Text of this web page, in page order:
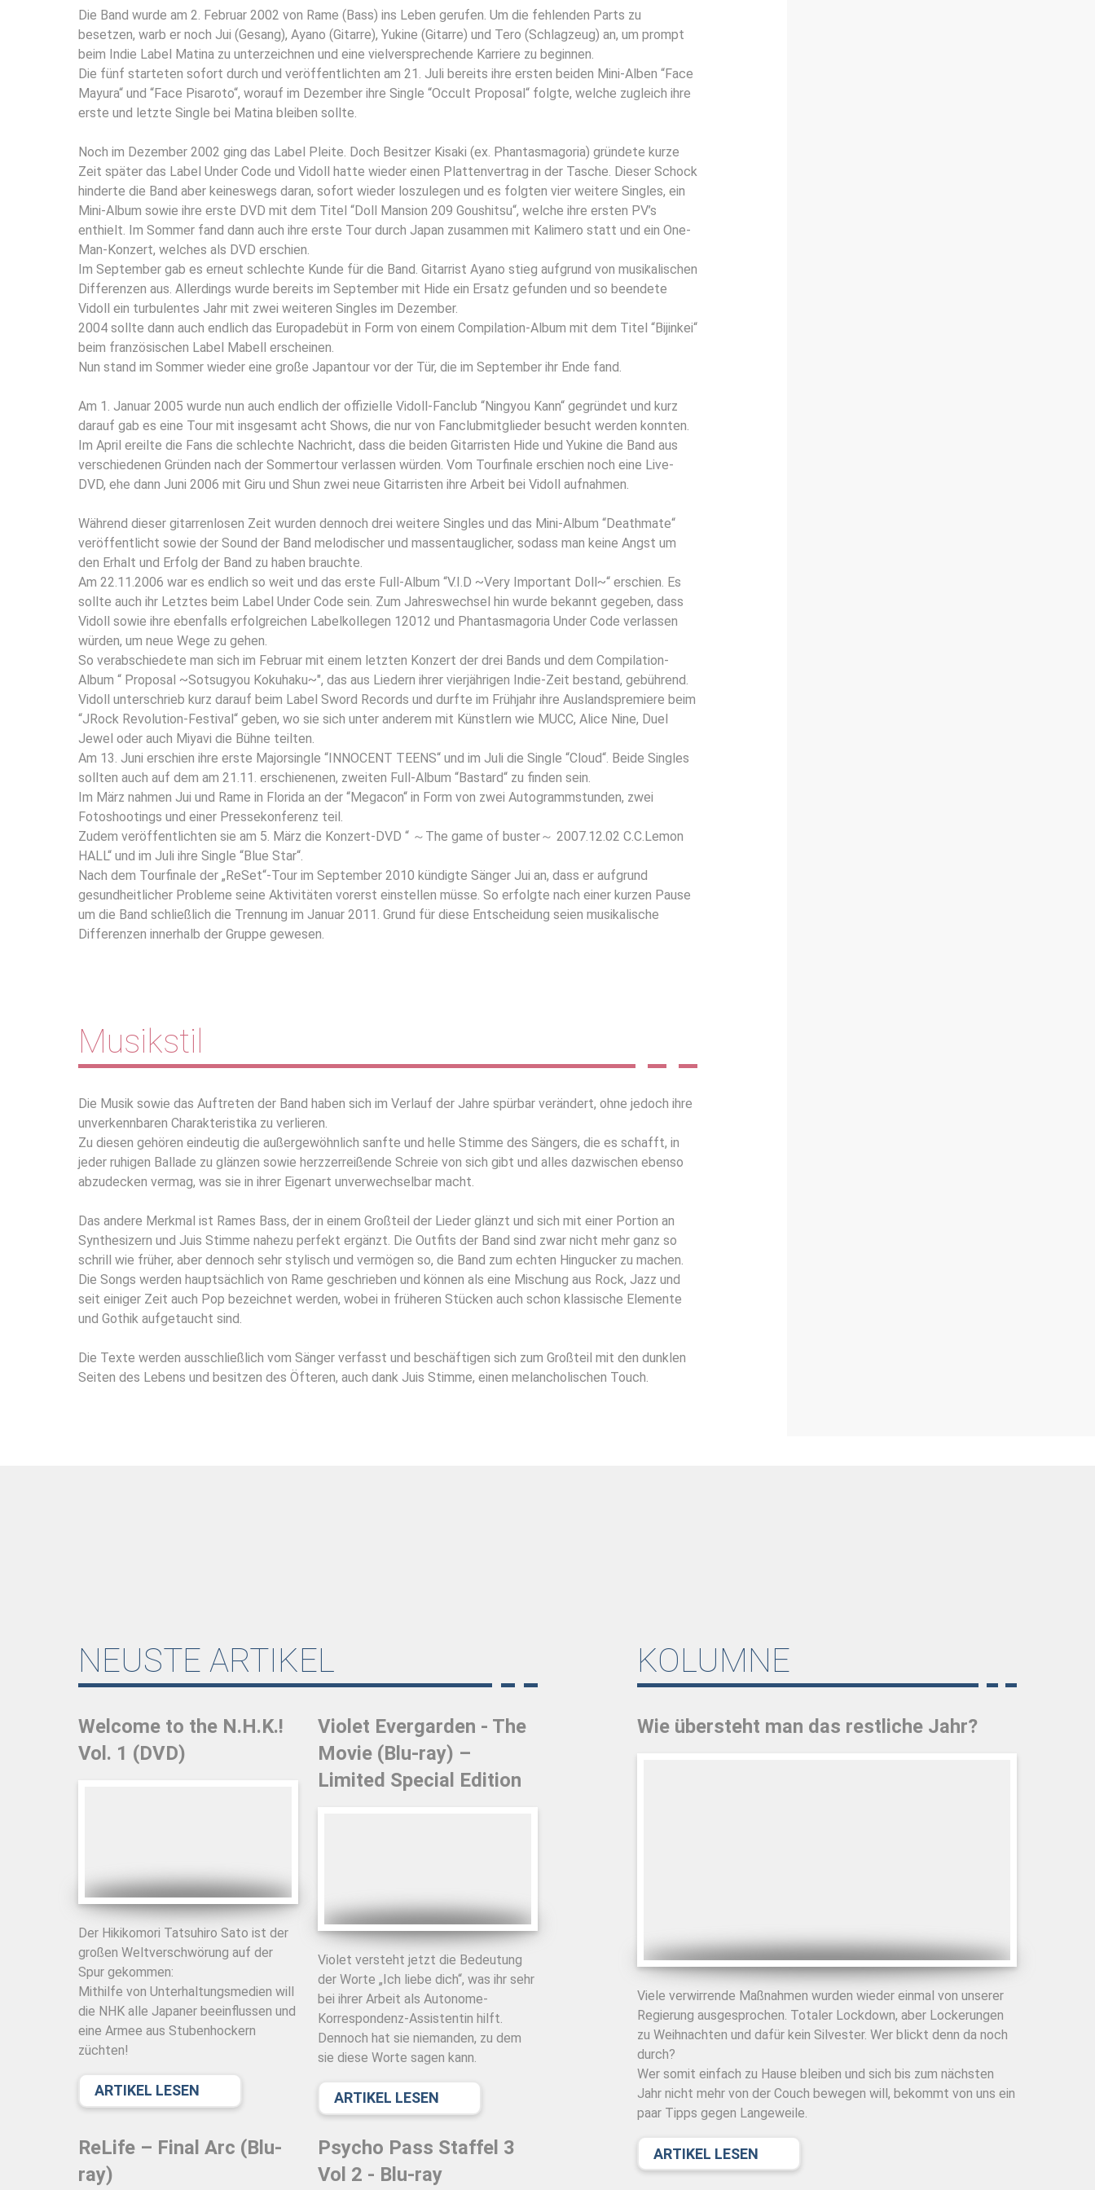
Die Band wurde am 2. Februar 2002 von Rame (Bass) ins Leben gerufen. Um die fehlenden Parts zu
besetzen, warb er noch Jui (Gesang), Ayano (Gitarre), Yukine (Gitarre) und Tero (Schlagzeug) an, um prompt
beim Indie Label Matina zu unterzeichnen und eine vielversprechende Karriere zu beginnen.
Die fünf starteten sofort durch und veröffentlichten am 21. Juli bereits ihre ersten beiden Mini-Alben “Face
Mayura“ und “Face Pisaroto“, worauf im Dezember ihre Single “Occult Proposal“ folgte, welche zugleich ihre
erste und letzte Single bei Matina bleiben sollte.
Noch im Dezember 2002 ging das Label Pleite. Doch Besitzer Kisaki (ex. Phantasmagoria) gründete kurze
Zeit später das Label Under Code und Vidoll hatte wieder einen Plattenvertrag in der Tasche. Dieser Schock
hinderte die Band aber keineswegs daran, sofort wieder loszulegen und es folgten vier weitere Singles, ein
Mini-Album sowie ihre erste DVD mit dem Titel “Doll Mansion 209 Goushitsu“, welche ihre ersten PV’s
enthielt. Im Sommer fand dann auch ihre erste Tour durch Japan zusammen mit Kalimero statt und ein One-
Man-Konzert, welches als DVD erschien.
Im September gab es erneut schlechte Kunde für die Band. Gitarrist Ayano stieg aufgrund von musikalischen
Differenzen aus. Allerdings wurde bereits im September mit Hide ein Ersatz gefunden und so beendete
Vidoll ein turbulentes Jahr mit zwei weiteren Singles im Dezember.
2004 sollte dann auch endlich das Europadebüt in Form von einem Compilation-Album mit dem Titel “Bijinkei“
beim französischen Label Mabell erscheinen.
Nun stand im Sommer wieder eine große Japantour vor der Tür, die im September ihr Ende fand.
Am 1. Januar 2005 wurde nun auch endlich der offizielle Vidoll-Fanclub “Ningyou Kann“ gegründet und kurz
darauf gab es eine Tour mit insgesamt acht Shows, die nur von Fanclubmitglieder besucht werden konnten.
Im April ereilte die Fans die schlechte Nachricht, dass die beiden Gitarristen Hide und Yukine die Band aus
verschiedenen Gründen nach der Sommertour verlassen würden. Vom Tourfinale erschien noch eine Live-
DVD, ehe dann Juni 2006 mit Giru und Shun zwei neue Gitarristen ihre Arbeit bei Vidoll aufnahmen.
Während dieser gitarrenlosen Zeit wurden dennoch drei weitere Singles und das Mini-Album “Deathmate“
veröffentlicht sowie der Sound der Band melodischer und massentauglicher, sodass man keine Angst um
den Erhalt und Erfolg der Band zu haben brauchte.
Am 22.11.2006 war es endlich so weit und das erste Full-Album “V.I.D ~Very Important Doll~“ erschien. Es
sollte auch ihr Letztes beim Label Under Code sein. Zum Jahreswechsel hin wurde bekannt gegeben, dass
Vidoll sowie ihre ebenfalls erfolgreichen Labelkollegen 12012 und Phantasmagoria Under Code verlassen
würden, um neue Wege zu gehen.
So verabschiedete man sich im Februar mit einem letzten Konzert der drei Bands und dem Compilation-
Album “ Proposal ~Sotsugyou Kokuhaku~", das aus Liedern ihrer vierjährigen Indie-Zeit bestand, gebührend.
Vidoll unterschrieb kurz darauf beim Label Sword Records und durfte im Frühjahr ihre Auslandspremiere beim
“JRock Revolution-Festival“ geben, wo sie sich unter anderem mit Künstlern wie MUCC, Alice Nine, Duel
Jewel oder auch Miyavi die Bühne teilten.
Am 13. Juni erschien ihre erste Majorsingle “INNOCENT TEENS“ und im Juli die Single “Cloud“. Beide Singles
sollten auch auf dem am 21.11. erschienenen, zweiten Full-Album “Bastard“ zu finden sein.
Im März nahmen Jui und Rame in Florida an der “Megacon“ in Form von zwei Autogrammstunden, zwei
Fotoshootings und einer Pressekonferenz teil.
Zudem veröffentlichten sie am 5. März die Konzert-DVD “ ～The game of buster～ 2007.12.02 C.C.Lemon
HALL“ und im Juli ihre Single “Blue Star“.
Nach dem Tourfinale der „ReSet“-Tour im September 2010 kündigte Sänger Jui an, dass er aufgrund
gesundheitlicher Probleme seine Aktivitäten vorerst einstellen müsse. So erfolgte nach einer kurzen Pause
um die Band schließlich die Trennung im Januar 2011. Grund für diese Entscheidung seien musikalische
Differenzen innerhalb der Gruppe gewesen.
Musikstil
Die Musik sowie das Auftreten der Band haben sich im Verlauf der Jahre spürbar verändert, ohne jedoch ihre
unverkennbaren Charakteristika zu verlieren.
Zu diesen gehören eindeutig die außergewöhnlich sanfte und helle Stimme des Sängers, die es schafft, in
jeder ruhigen Ballade zu glänzen sowie herzzerreißende Schreie von sich gibt und alles dazwischen ebenso
abzudecken vermag, was sie in ihrer Eigenart unverwechselbar macht.
Das andere Merkmal ist Rames Bass, der in einem Großteil der Lieder glänzt und sich mit einer Portion an
Synthesizern und Juis Stimme nahezu perfekt ergänzt. Die Outfits der Band sind zwar nicht mehr ganz so
schrill wie früher, aber dennoch sehr stylisch und vermögen so, die Band zum echten Hingucker zu machen.
Die Songs werden hauptsächlich von Rame geschrieben und können als eine Mischung aus Rock, Jazz und
seit einiger Zeit auch Pop bezeichnet werden, wobei in früheren Stücken auch schon klassische Elemente
und Gothik aufgetaucht sind.
Die Texte werden ausschließlich vom Sänger verfasst und beschäftigen sich zum Großteil mit den dunklen
Seiten des Lebens und besitzen des Öfteren, auch dank Juis Stimme, einen melancholischen Touch.
NEUSTE ARTIKEL
Welcome to the N.H.K.!
Vol. 1 (DVD)
Der Hikikomori Tatsuhiro Sato ist der
großen Weltverschwörung auf der
Spur gekommen:
Mithilfe von Unterhaltungsmedien will
die NHK alle Japaner beeinflussen und
eine Armee aus Stubenhockern
züchten!
ARTIKEL LESEN
Violet Evergarden - The
Movie (Blu-ray) –
Limited Special Edition
Violet versteht jetzt die Bedeutung
der Worte „Ich liebe dich“, was ihr sehr
bei ihrer Arbeit als Autonome-
Korrespondenz-Assistentin hilft.
Dennoch hat sie niemanden, zu dem
sie diese Worte sagen kann.
ARTIKEL LESEN
ReLife – Final Arc (Blu-
ray)
Psycho Pass Staffel 3
Vol 2 - Blu-ray
KOLUMNE
Wie übersteht man das restliche Jahr?
Viele verwirrende Maßnahmen wurden wieder einmal von unserer
Regierung ausgesprochen. Totaler Lockdown, aber Lockerungen
zu Weihnachten und dafür kein Silvester. Wer blickt denn da noch
durch?
Wer somit einfach zu Hause bleiben und sich bis zum nächsten
Jahr nicht mehr von der Couch bewegen will, bekommt von uns ein
paar Tipps gegen Langeweile.
ARTIKEL LESEN